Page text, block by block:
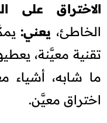
الاختراق على
الخاطئ، يعني:
تقنية معيَّنة،
ما شابه، أشياء
اختراق معيَّن.